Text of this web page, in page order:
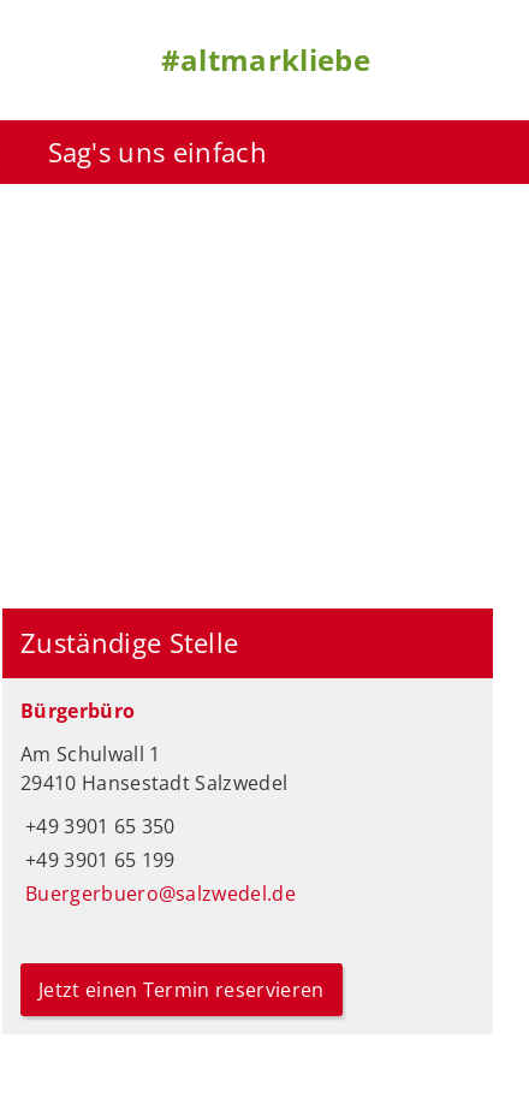
#altmarkliebe
Sag's uns einfach
Zuständige Stelle
Bürgerbüro
Am Schulwall 1
29410 Hansestadt Salzwedel
+49 3901 65 350
+49 3901 65 199
Buergerbuero@salzwedel.de
Jetzt einen Termin reservieren